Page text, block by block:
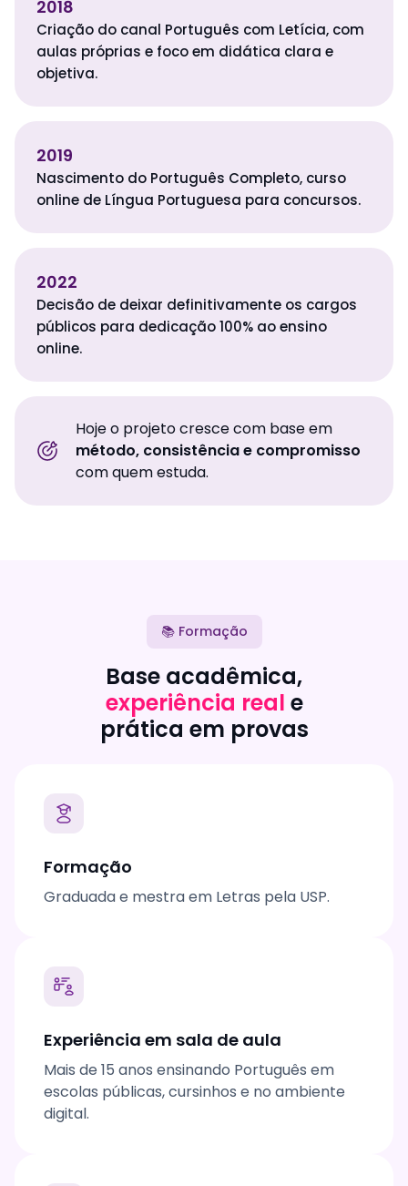
2018
Criação do canal Português com Letícia, com
aulas próprias e foco em didática clara e
objetiva.
2019
Nascimento do Português Completo, curso
online de Língua Portuguesa para concursos.
2022
Decisão de deixar definitivamente os cargos
públicos para dedicação 100% ao ensino
online.
Hoje o projeto cresce com base em
método, consistência e compromisso
com quem estuda.
📚 Formação
Base acadêmica,
experiência real e
prática em provas
Formação
Graduada e mestra em Letras pela USP.
Experiência em sala de aula
Mais de 15 anos ensinando Português em
escolas públicas, cursinhos e no ambiente
digital.